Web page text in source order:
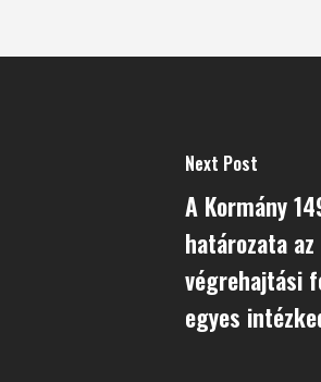
Next Post
A Kormány
határozata
végrehajtási
egyes